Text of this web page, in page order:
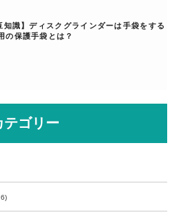
知識】ディスクグラインダーは手袋をする
の保護手袋とは？
テゴリー